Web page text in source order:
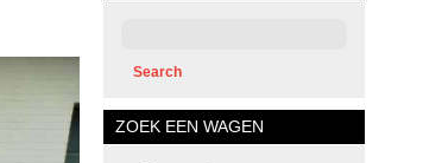
ZOEK EEN WAGEN